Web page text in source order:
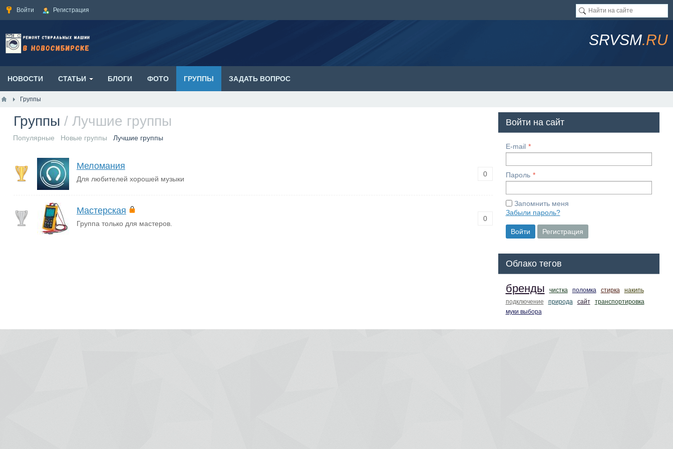
Войти Регистрация
SRVSM.RU
НОВОСТИ СТАТЬИ БЛОГИ ФОТО ГРУППЫ ЗАДАТЬ ВОПРОС
Группы
Группы / Лучшие группы
Популярные Новые группы Лучшие группы
Меломания
Для любителей хорошей музыки
0
Мастерская
Группа только для мастеров.
0
Войти на сайт
E-mail
Пароль
Запомнить меня
Забыли пароль?
Войти Регистрация
Облако тегов
бренды чистка поломка стирка
накипь
подключение
природа сайт
транспортировка
муки выбора